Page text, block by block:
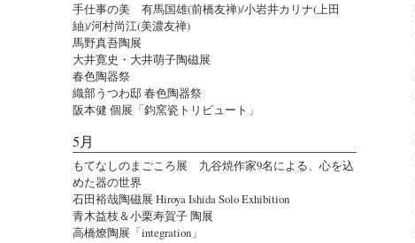
手仕事の美 有馬国雄(前橋友禅)/小岩井カリナ(上田
紬)/河村尚江(美濃友禅)
馬野真吾陶展
大井寛史・大井萌子陶磁展
春色陶器祭
織部うつわ邸 春色陶器祭
阪本健 個展「鈞窯瓷トリビュート」
5月
もてなしのまごころ展 九谷焼作家9名による、心を込
めた器の世界
石田裕哉陶磁展 Hiroya Ishida Solo Exhibition
青木益枝＆小栗寿賀子 陶展
高橋燎陶展「integration」